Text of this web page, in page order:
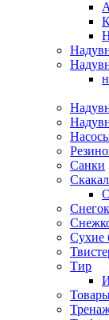
Санки
Сухие
Тир